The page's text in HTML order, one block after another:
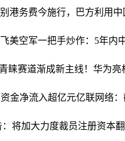
港务费今施行，巴方利用
美空军一把手炒作：5年内
睐赛道渐成新主线！ 华为亮
金净流入超亿元亿联网络：
将加大力度裁员注册资本